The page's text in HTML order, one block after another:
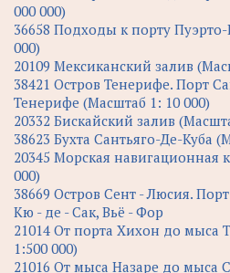
000 000)
36658 Подходы к порту
000)
20109 Мексиканский залив
38421 Остров Тенерифе. Порт
Тенерифе (Масштаб 1: 10 000)
20332 Бискайский залив
38623 Бухта Сантьяго-Де-Куба
20345 Морская навигационная
000)
38669 Остров Сент - Люсия.
Кю - де - Сак, Вьё - Фор
21014 От порта Хихон до мыса
1:500 000)
21016 От мыса Назаре до мыса